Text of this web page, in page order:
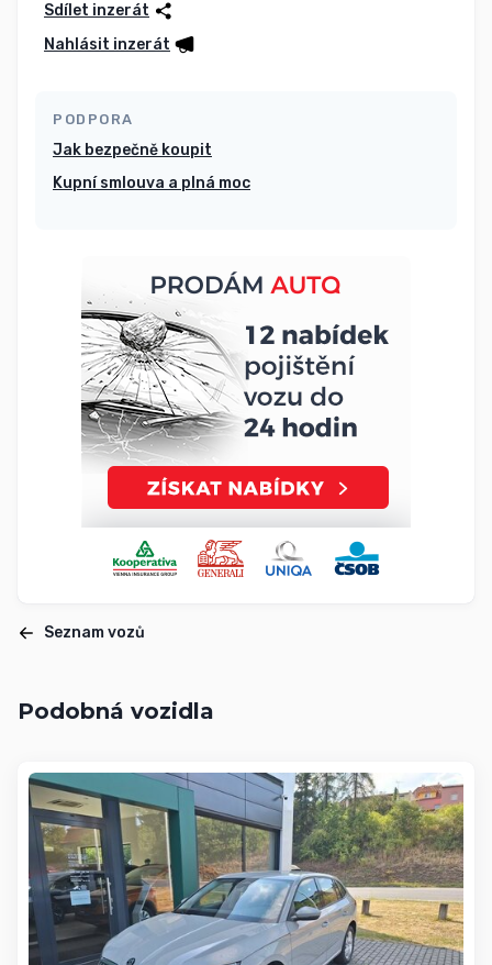
Sdílet inzerát
Nahlásit inzerát
PODPORA
Jak bezpečně koupit
Kupní smlouva a plná moc
Seznam vozů
Podobná vozidla